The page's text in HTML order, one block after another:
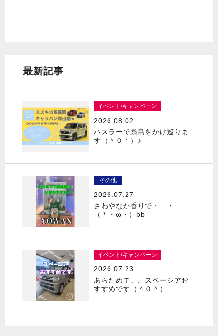
最新記事
イベント/キャンペーン
2026.08.02
ハスラーで糸島をかけ巡りま
す（＾０＾）♪
その他
2026.07.27
さわやなか香りで・・・
（＊・ω・）bb
イベント/キャンペーン
2026.07.23
あらためて。。スペーシアお
すすめです（＾０＾）